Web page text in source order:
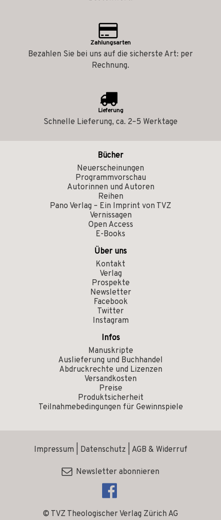
Zahlungsarten
Bezahlen Sie bei uns auf die sicherste Art: per
Rechnung.
Lieferung
Schnelle Lieferung, ca. 2–5 Werktage
Bücher
Neuerscheinungen
Programmvorschau
Autorinnen und Autoren
Reihen
Pano Verlag – Ein Imprint von TVZ
Vernissagen
Open Access
E-Books
Über uns
Kontakt
Verlag
Prospekte
Newsletter
Facebook
Twitter
Instagram
Infos
Manuskripte
Auslieferung und Buchhandel
Abdruckrechte und Lizenzen
Versandkosten
Preise
Produktsicherheit
Teilnahmebedingungen für Gewinnspiele
© TVZ Theologischer Verlag Zürich AG
Impressum Datenschutz AGB & Widerruf
Newsletter abonnieren